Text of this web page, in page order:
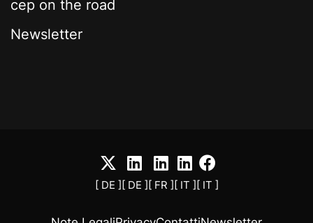
cep on the road
Newsletter
[ DE ][ DE ][ FR ][ IT ][ IT ]